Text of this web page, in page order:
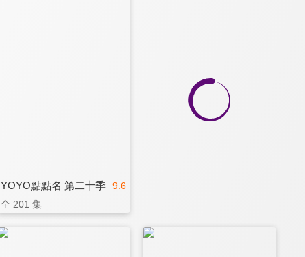
9.6
YOYO點點名 第二十季
全 201 集